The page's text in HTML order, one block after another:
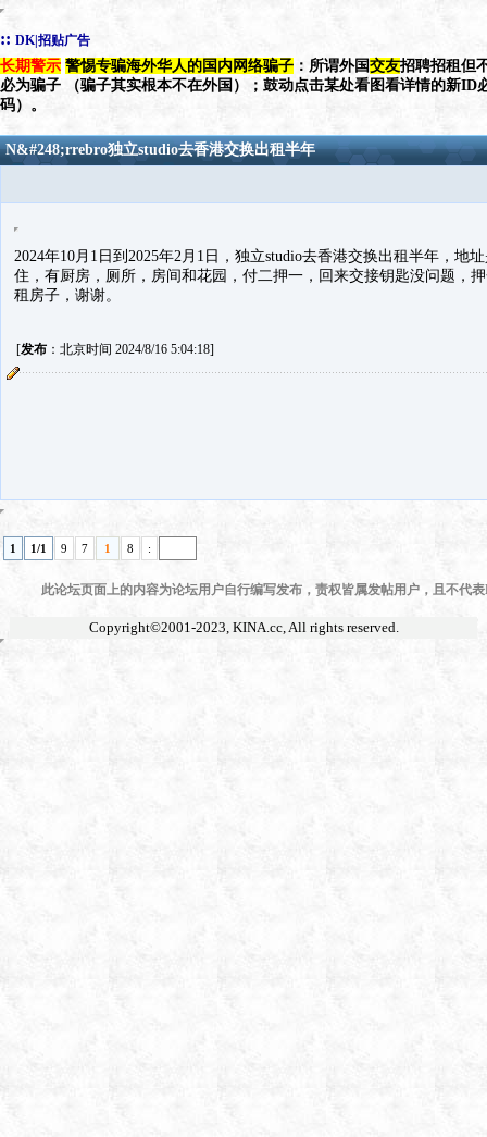
:: DK|招贴广告
长期警示 警惕专骗海外华人的国内网络骗子 ：所谓外国交友招聘招租但
必为骗子 （骗子其实根本不在外国）；鼓动点击某处看图看详情的新ID
码）。
N&#248;rrebro独立studio去香港交换出租半年
2024年10月1日到2025年2月1日，独立studio去香港交换出租半年，地
住，有厨房，厕所，房间和花园，付二押一，回来交接钥匙没问题，
租房子，谢谢。
[发布：北京时间 2024/8/16 5:04:18]
1 1/1 9 7 1 8 :
此论坛页面上的内容为论坛用户自行编写发布，责权皆属发帖用户，且不代
Copyright©2001-2023, KINA.cc, All rights reserved.